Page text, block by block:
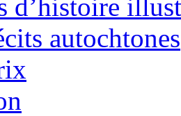
d’histoire
autochtones